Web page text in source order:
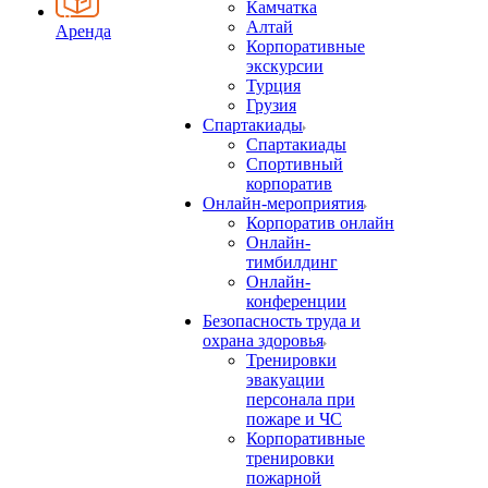
Аренда
Камчатка
Алтай
Корпоративные
экскурсии
Турция
Грузия
Спартакиады
Спартакиады
Спортивный
корпоратив
Онлайн-мероприятия
Корпоратив онлайн
Онлайн-
тимбилдинг
Онлайн-
конференции
Безопасность труда и
охрана здоровья
Тренировки
эвакуации
персонала при
пожаре и ЧС
Корпоративные
тренировки
пожарной